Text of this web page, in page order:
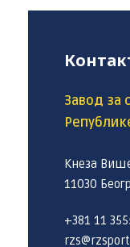
Завод за
Кнеза
11030
+381 11